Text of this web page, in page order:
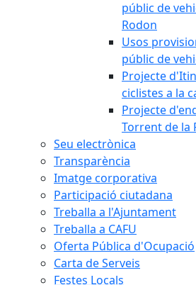
públic de
Rodon
Usos
públic de
Projecte
ciclistes a la
Projecte
Torrent de la
Seu electrònica
Transparència
Imatge corporativa
Participació ciutadana
Treballa a l'Ajuntament
Treballa a CAFU
Oferta Pública d'Ocupació
Carta de Serveis
Festes Locals